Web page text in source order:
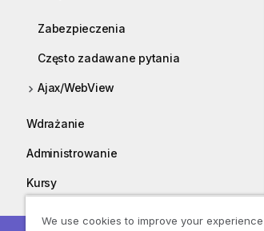
Zabezpieczenia
Często zadawane pytania
Ajax/WebView
Wdrażanie
Administrowanie
Kursy
We use cookies to improve your